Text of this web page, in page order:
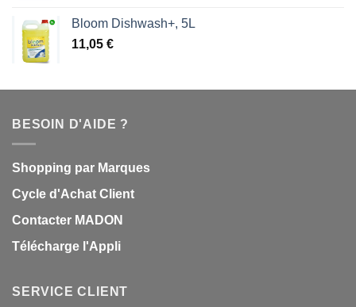
Bloom Dishwash+, 5L
11,05 €
BESOIN D'AIDE ?
Shopping par Marques
Cycle d'Achat Client
Contacter MADON
Télécharge l'Appli
SERVICE CLIENT